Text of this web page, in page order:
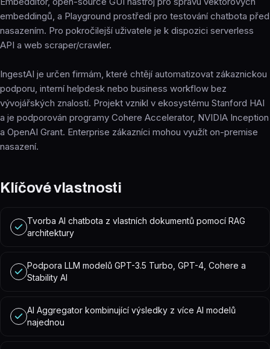
embeddingů, a Playground prostředí pro testování chatbota před
nasazením. Pro pokročilejší uživatele je k dispozici serverless
API a web scraper/crawler.
IngestAI je určen firmám, které chtějí automatizovat zákaznickou
podporu, interní helpdesk nebo business workflow bez
vývojářských znalostí. Projekt vznikl v ekosystému Stanford HAI
a je podporován programy Cohere Accelerator, NVIDIA Inception
a OpenAI Grant. Enterprise zákazníci mohou využít on-premise
nasazení.
Klíčové vlastnosti
Tvorba AI chatbota z vlastních dokumentů pomocí RAG
architektury
Podpora LLM modelů GPT-3.5 Turbo, GPT-4, Cohere a
Stability AI
AI Aggregator kombinující výsledky z více AI modelů
najednou